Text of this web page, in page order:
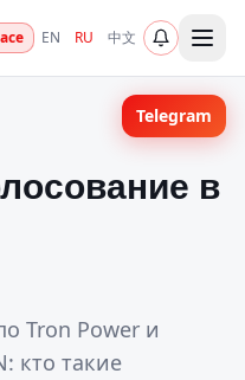
EN RU 中文
в
Tron Power и
кто такие
Telegram